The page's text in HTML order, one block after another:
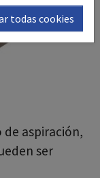
de aspiración,
ser
todas cookies